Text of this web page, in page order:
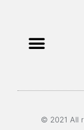
© 2021 All